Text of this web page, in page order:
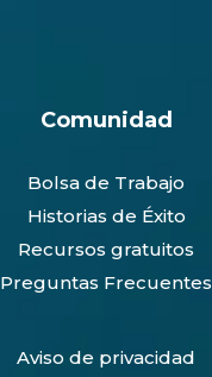
Comunidad
Bolsa de Trabajo
Historias de Éxito
Recursos gratuitos
Preguntas Frecuentes
Aviso de privacidad